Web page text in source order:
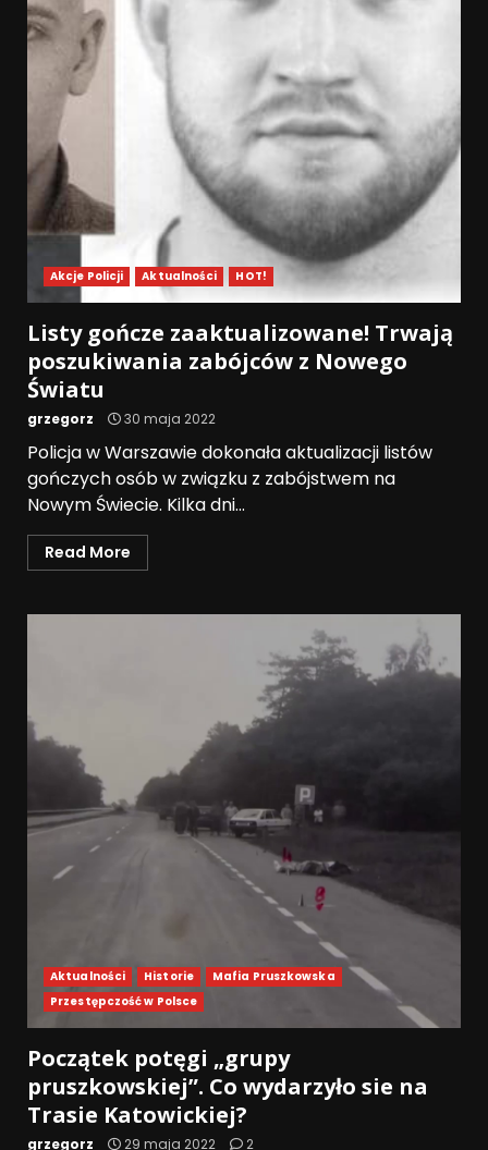
Akcje Policji Aktualności HOT!
Listy gończe zaaktualizowane! Trwają
poszukiwania zabójców z Nowego
Światu
grzegorz 30 maja 2022
Policja w Warszawie dokonała aktualizacji listów
gończych osób w związku z zabójstwem na
Nowym Świecie. Kilka dni...
Read More
Aktualności Historie
Mafia Pruszkowska
Przestępczość w Polsce
Początek potęgi „grupy
pruszkowskiej”. Co wydarzyło sie na
Trasie Katowickiej?
grzegorz 29 maja 2022 2